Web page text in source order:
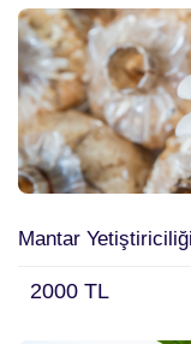
Mantar
2000 TL